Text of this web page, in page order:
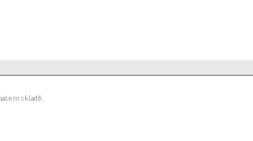
skladě.